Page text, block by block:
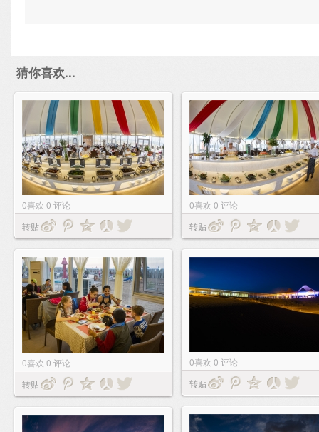
猜你喜欢...
0喜欢 0 评论
转贴
0喜欢 0 评论
转贴
0喜欢 0 评论
转贴
0喜欢 0 评论
转贴